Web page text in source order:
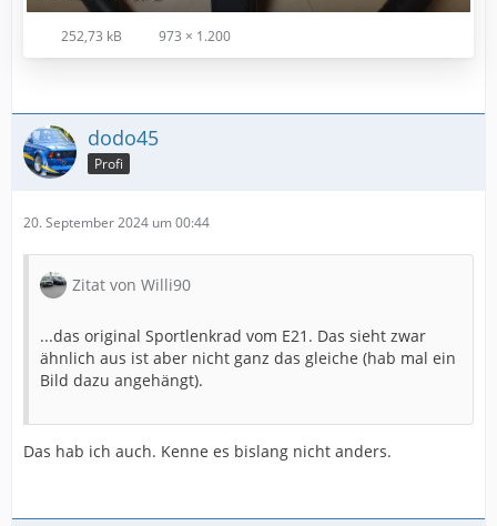
252,73 kB 973 × 1.200
dodo45
Profi
20. September 2024 um 00:44
Zitat von Willi90
...das original Sportlenkrad vom E21. Das sieht zwar
ähnlich aus ist aber nicht ganz das gleiche (hab mal ein
Bild dazu angehängt).
Das hab ich auch. Kenne es bislang nicht anders.